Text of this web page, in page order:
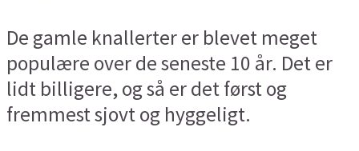
De gamle knallerter er blevet meget
populære over de seneste 10 år. Det er
lidt billigere, og så er det først og
fremmest sjovt og hyggeligt.